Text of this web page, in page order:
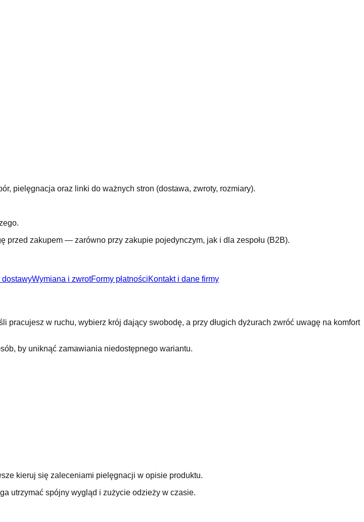
pielęgnacja oraz linki do ważnych stron (dostawa, zwroty, rozmiary).
zakupem — zarówno przy zakupie pojedynczym, jak i dla zespołu (B2B).
dostawyWymiana i zwrotFormy płatnościKontakt i dane firmy
w ruchu, wybierz krój dający swobodę, a przy długich dyżurach zwróć uwagę na komfort
by uniknąć zamawiania niedostępnego wariantu.
kieruj się zaleceniami pielęgnacji w opisie produktu.
utrzymać spójny wygląd i zużycie odzieży w czasie.